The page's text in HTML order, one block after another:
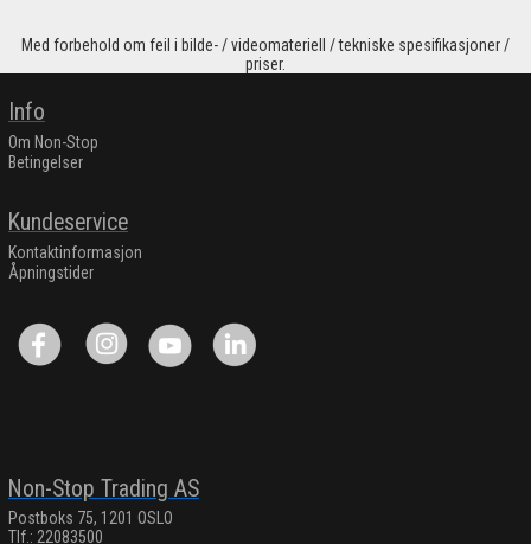
Med forbehold om feil i bilde- / videomateriell / tekniske spesifikasjoner /
priser.
Info
Om Non-Stop
Betingelser
Kundeservice
Kontaktinformasjon
Åpningstider
Non-Stop Trading AS
Postboks 75, 1201 OSLO
Tlf.: 22083500